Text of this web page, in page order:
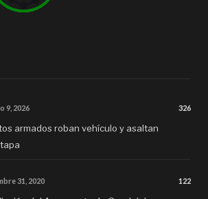
9, 2026 326
armados roban vehículo y asaltan
31, 2020 122